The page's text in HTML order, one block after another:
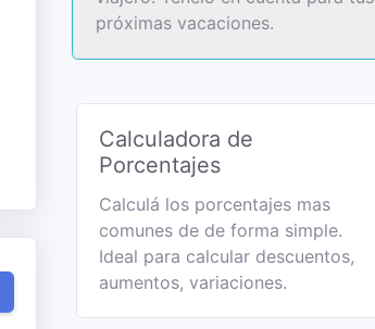
próximas vacaciones.
Calculadora de
Porcentajes
Calculá los porcentajes mas
comunes de de forma simple.
Ideal para calcular descuentos,
aumentos, variaciones.